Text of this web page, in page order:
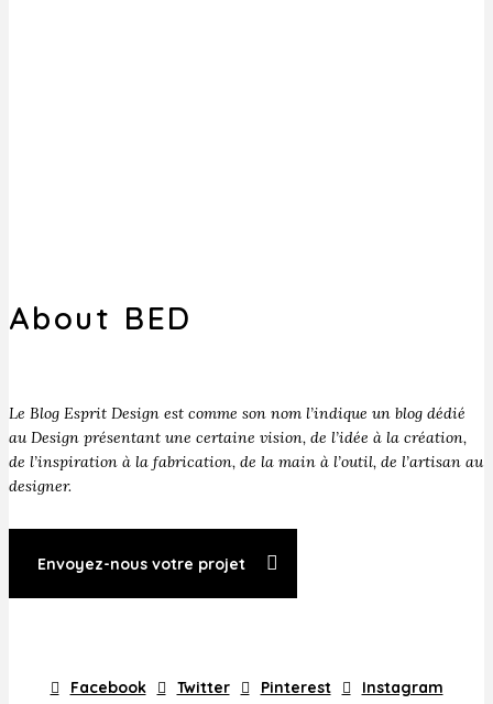
About BED
Le Blog Esprit Design est comme son nom l’indique un blog dédié
au Design présentant une certaine vision, de l’idée à la création,
de l’inspiration à la fabrication, de la main à l’outil, de l’artisan au
designer.
Envoyez-nous votre projet
Facebook Twitter Pinterest Instagram